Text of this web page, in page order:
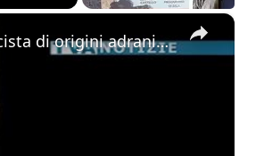
×
Alla “Festa della Musica” protagonista anche il musicista di origini adranite Riccardo Tomasello